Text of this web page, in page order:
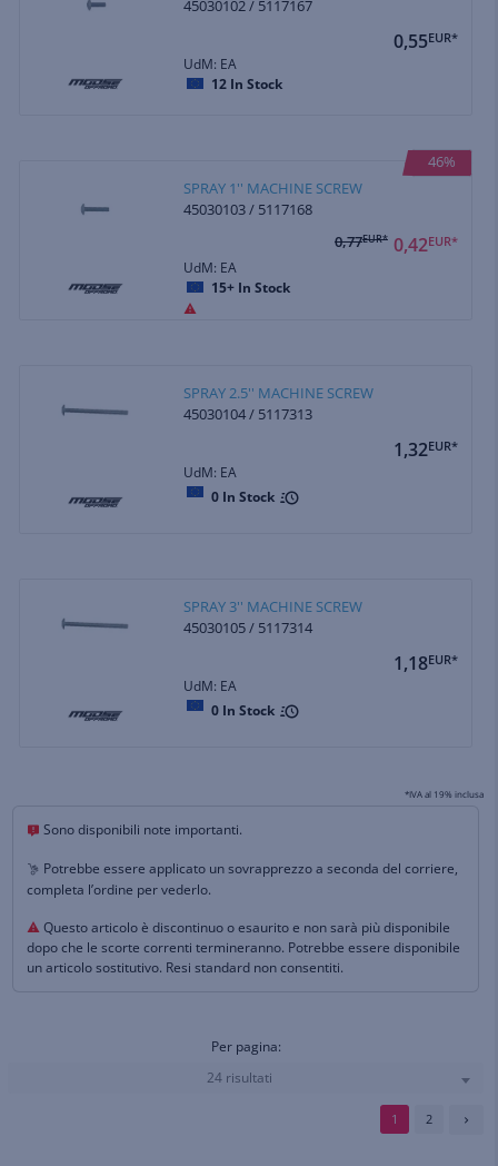
45030102 / 5117167
0,55EUR*
UdM: EA
12 In Stock
46%
SPRAY 1'' MACHINE SCREW
45030103 / 5117168
0,42EUR*
0,77EUR*
UdM: EA
15+ In Stock
SPRAY 2.5'' MACHINE SCREW
45030104 / 5117313
1,32EUR*
UdM: EA
0 In Stock
SPRAY 3'' MACHINE SCREW
45030105 / 5117314
1,18EUR*
UdM: EA
0 In Stock
*IVA al 19% inclusa
Sono disponibili note importanti.
Potrebbe essere applicato un sovrapprezzo a seconda del corriere,
completa l’ordine per vederlo.
Questo articolo è discontinuo o esaurito e non sarà più disponibile
dopo che le scorte correnti termineranno. Potrebbe essere disponibile
un articolo sostitutivo. Resi standard non consentiti.
Per pagina:
24 risultati
1 2